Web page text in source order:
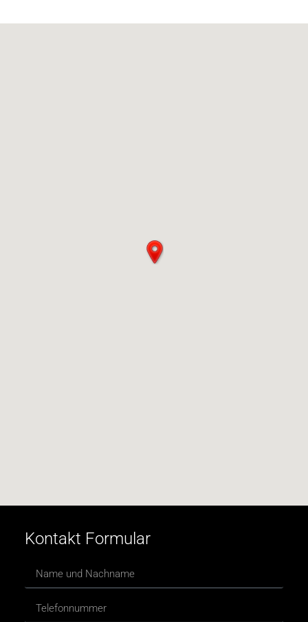
Kontakt Formular